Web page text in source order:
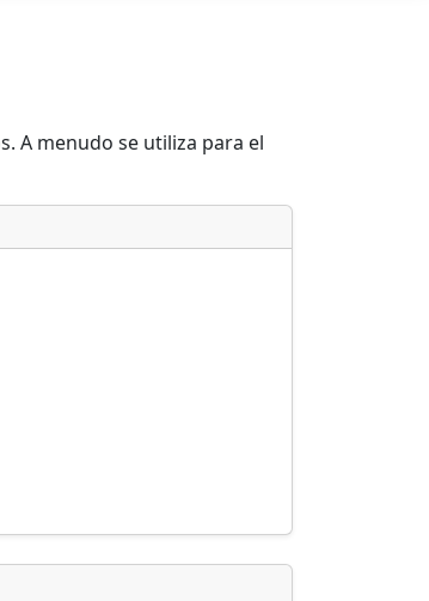
A menudo se utiliza para el